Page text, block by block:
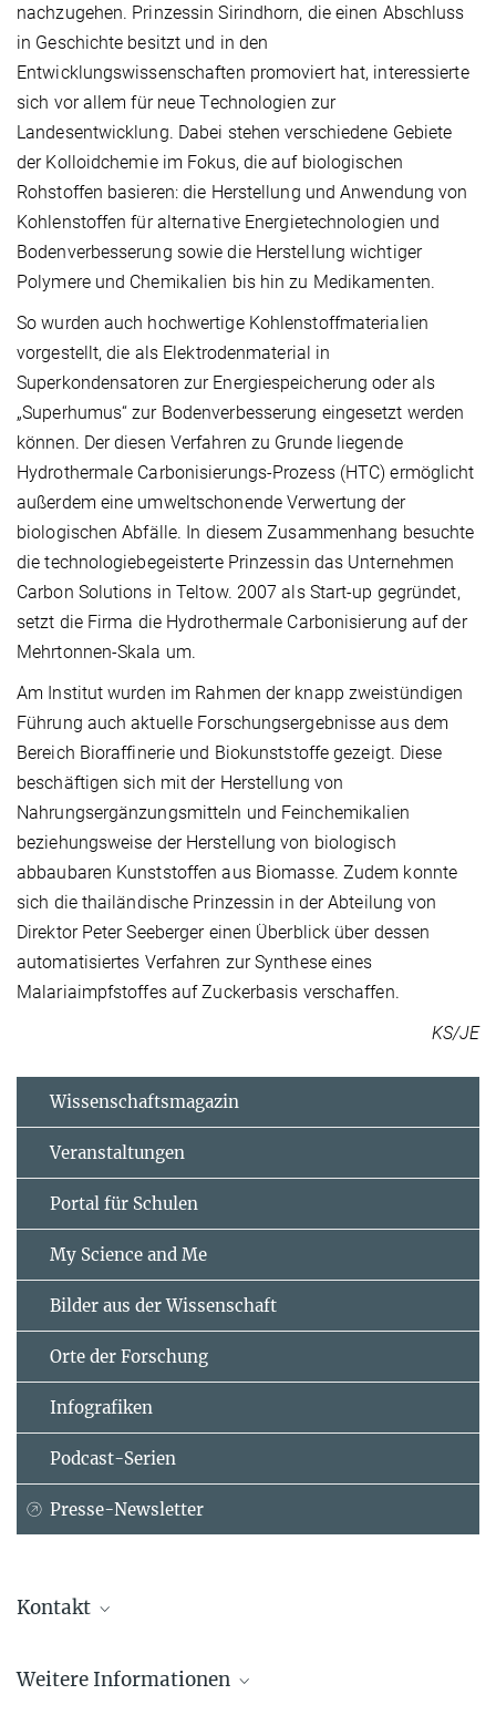
nachzugehen. Prinzessin Sirindhorn, die einen Abschluss
in Geschichte besitzt und in den
Entwicklungswissenschaften promoviert hat, interessierte
sich vor allem für neue Technologien zur
Landesentwicklung. Dabei stehen verschiedene Gebiete
der Kolloidchemie im Fokus, die auf biologischen
Rohstoffen basieren: die Herstellung und Anwendung von
Kohlenstoffen für alternative Energietechnologien und
Bodenverbesserung sowie die Herstellung wichtiger
Polymere und Chemikalien bis hin zu Medikamenten.
So wurden auch hochwertige Kohlenstoffmaterialien
vorgestellt, die als Elektrodenmaterial in
Superkondensatoren zur Energiespeicherung oder als
„Superhumus“ zur Bodenverbesserung eingesetzt werden
können. Der diesen Verfahren zu Grunde liegende
Hydrothermale Carbonisierungs-Prozess (HTC) ermöglicht
außerdem eine umweltschonende Verwertung der
biologischen Abfälle. In diesem Zusammenhang besuchte
die technologiebegeisterte Prinzessin das Unternehmen
Carbon Solutions in Teltow. 2007 als Start-up gegründet,
setzt die Firma die Hydrothermale Carbonisierung auf der
Mehrtonnen-Skala um.
Am Institut wurden im Rahmen der knapp zweistündigen
Führung auch aktuelle Forschungsergebnisse aus dem
Bereich Bioraffinerie und Biokunststoffe gezeigt. Diese
beschäftigen sich mit der Herstellung von
Nahrungsergänzungsmitteln und Feinchemikalien
beziehungsweise der Herstellung von biologisch
abbaubaren Kunststoffen aus Biomasse. Zudem konnte
sich die thailändische Prinzessin in der Abteilung von
Direktor Peter Seeberger einen Überblick über dessen
automatisiertes Verfahren zur Synthese eines
Malariaimpfstoffes auf Zuckerbasis verschaffen.
KS/JE
Wissenschaftsmagazin
Veranstaltungen
Portal für Schulen
My Science and Me
Bilder aus der Wissenschaft
Orte der Forschung
Infografiken
Podcast-Serien
Presse-Newsletter
Kontakt
Max-Planck-Institut für Kolloid- und Grenzflächenforschung,
Weitere Informationen